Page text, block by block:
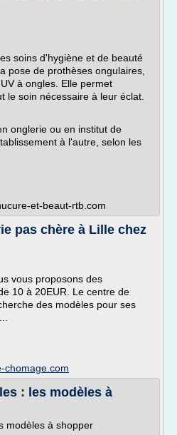
soins d'hygiène et de beauté
pose de prothèses ongulaires,
à ongles. Elle permet
le soin nécessaire à leur éclat.
onglerie ou en institut de
à l'autre, selon les
et-beaut-rtb.com
pas chère à Lille chez
vous proposons des
10 à 20EUR. Le centre de
des modèles pour ses
chomage.com
: les modèles à
modèles à shopper